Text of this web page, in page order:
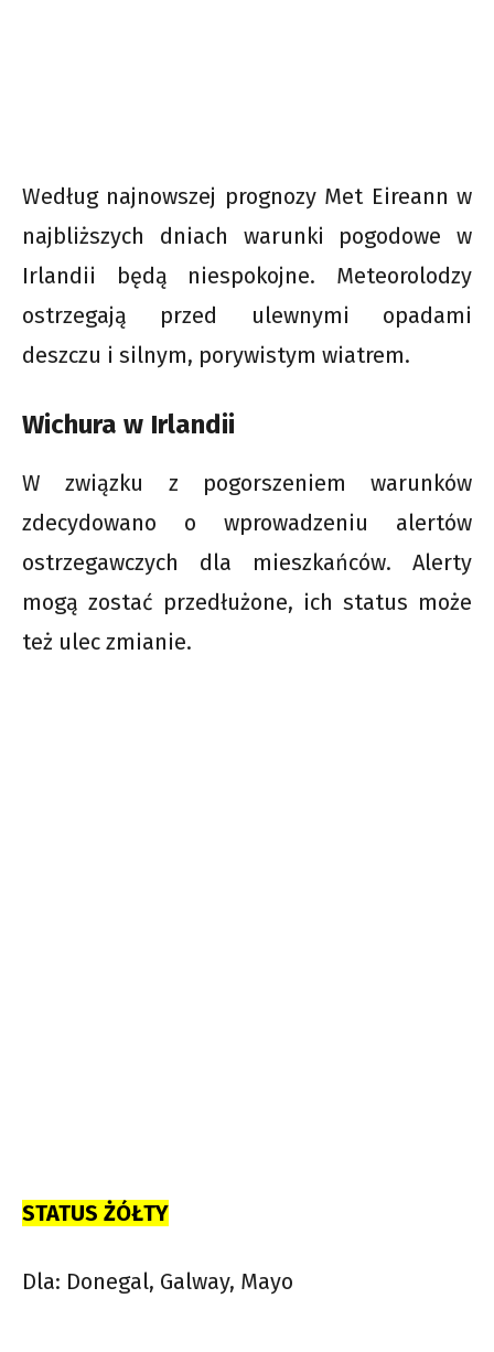
Według najnowszej prognozy Met Eireann w
najbliższych dniach warunki pogodowe w
Irlandii będą niespokojne. Meteorolodzy
ostrzegają przed ulewnymi opadami
deszczu i silnym, porywistym wiatrem.
Wichura w Irlandii
W związku z pogorszeniem warunków
zdecydowano o wprowadzeniu alertów
ostrzegawczych dla mieszkańców. Alerty
mogą zostać przedłużone, ich status może
też ulec zmianie.
STATUS ŻÓŁTY
Dla: Donegal, Galway, Mayo